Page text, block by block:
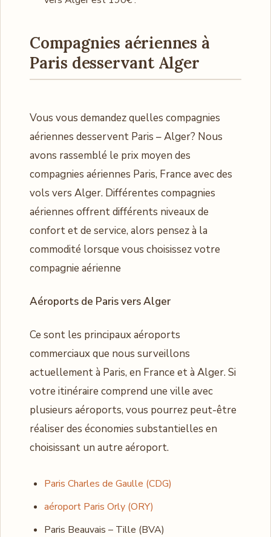
Compagnies aériennes à
Paris desservant Alger
Vous vous demandez quelles compagnies
aériennes desservent Paris – Alger? Nous
avons rassemblé le prix moyen des
compagnies aériennes Paris, France avec des
vols vers Alger. Différentes compagnies
aériennes offrent différents niveaux de
confort et de service, alors pensez à la
commodité lorsque vous choisissez votre
compagnie aérienne
Aéroports de Paris vers Alger
Ce sont les principaux aéroports
commerciaux que nous surveillons
actuellement à Paris, en France et à Alger. Si
votre itinéraire comprend une ville avec
plusieurs aéroports, vous pourrez peut-être
réaliser des économies substantielles en
choisissant un autre aéroport.
Paris Charles de Gaulle (CDG)
aéroport Paris Orly (ORY)
Paris Beauvais – Tille (BVA)